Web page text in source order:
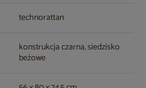
technorattan
konstrukcja czarna, siedzisko
beżowe